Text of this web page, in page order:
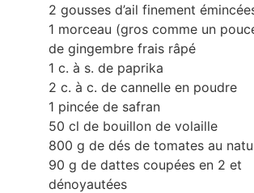
2 gousses d’ail finement
1 morceau (gros comme un
de gingembre frais râpé
1 c. à s. de paprika
2 c. à c. de cannelle en poudre
1 pincée de safran
50 cl de bouillon de volaille
800 g de dés de tomates au
90 g de dattes coupées en 2 et
dénoyautées